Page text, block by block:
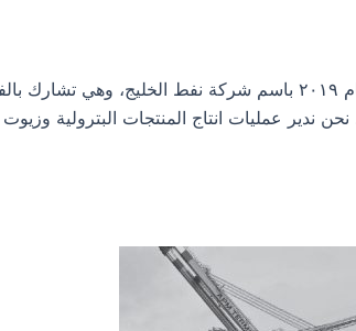
تأسست الشركة في بداية عام ٢٠١٩ باسم شركة
ندير عمليات انتاج المنتجات البترولية